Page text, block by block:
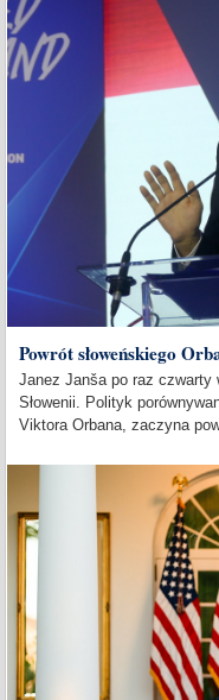
Powrót słoweńskiego
Janez Janša po raz czwarty
Słowenii. Polityk
Viktora Orbana, zaczyna